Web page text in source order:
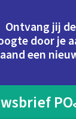
Ontvang jij
door je
een
PO